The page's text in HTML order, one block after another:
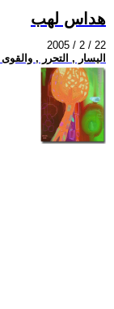
هداس لهب
2005 / 2 / 22
اليسار , التحرر , والقوى